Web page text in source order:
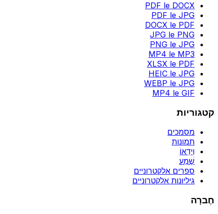
PDF le DOCX
PDF le JPG
DOCX le PDF
JPG le PNG
PNG le JPG
MP4 le MP3
XLSX le PDF
HEIC le JPG
WEBP le JPG
MP4 le GIF
קטגוריות
מסמכים
תמונות
וִידֵאוֹ
שֶׁמַע
ספרים אלקטרוניים
גיליונות אלקטרוניים
חֶברָה